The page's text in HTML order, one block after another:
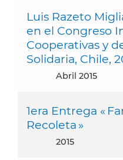
Luis Razeto
en el Congreso
Cooperativas y
Solidaria, Chile,
abril 2015
1era Entrega «
Recoleta »
2015